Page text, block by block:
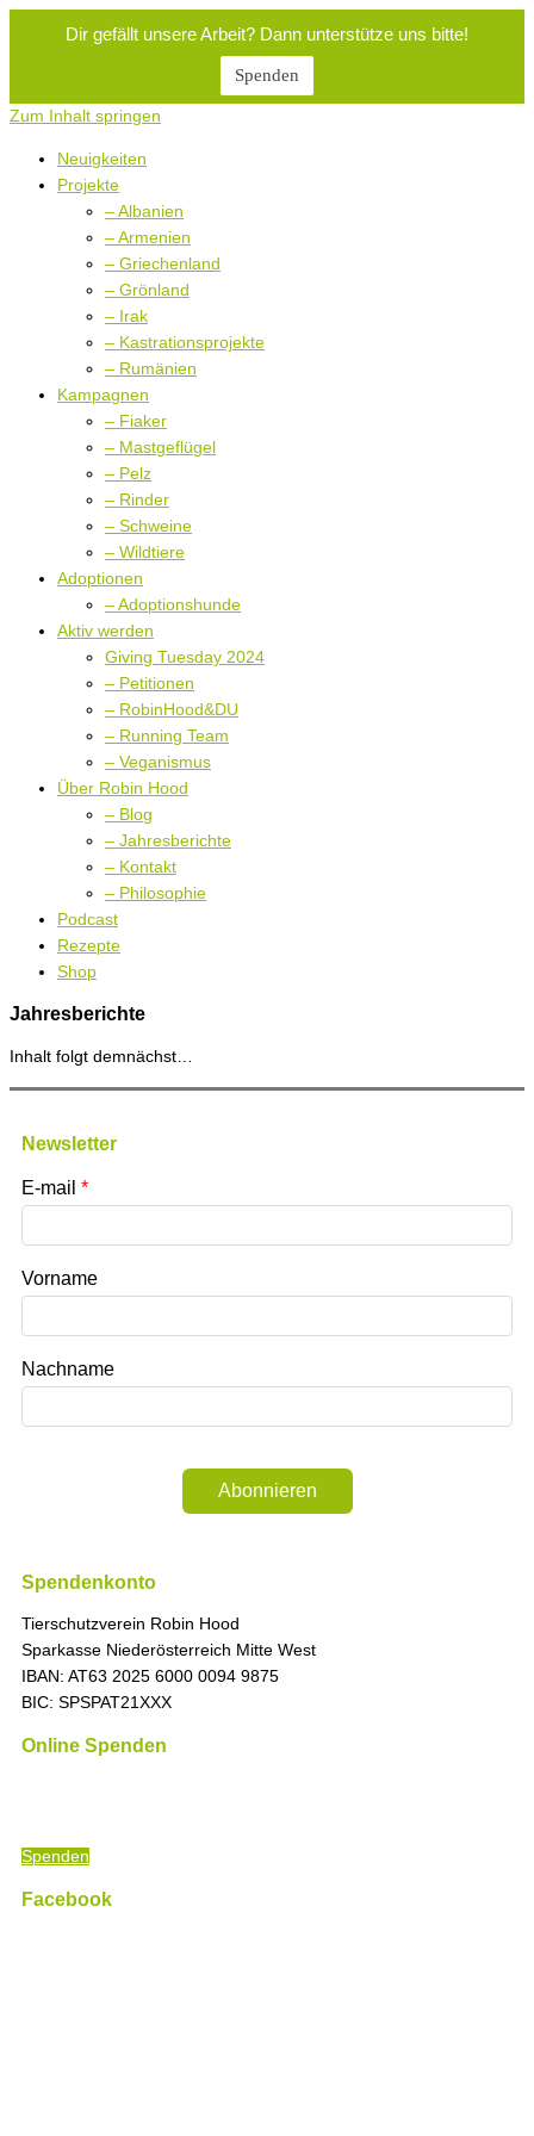
Dir gefällt unsere Arbeit? Dann unterstütze uns bitte!
Spenden
Zum Inhalt springen
Neuigkeiten
Projekte
– Albanien
– Armenien
– Griechenland
– Grönland
– Irak
– Kastrationsprojekte
– Rumänien
Kampagnen
– Fiaker
– Mastgeflügel
– Pelz
– Rinder
– Schweine
– Wildtiere
Adoptionen
– Adoptionshunde
Aktiv werden
Giving Tuesday 2024
– Petitionen
– RobinHood&DU
– Running Team
– Veganismus
Über Robin Hood
– Blog
– Jahresberichte
– Kontakt
– Philosophie
Podcast
Rezepte
Shop
Jahresberichte
Inhalt folgt demnächst…
Newsletter
E-mail
Vorname
Nachname
Abonnieren
Spendenkonto
Tierschutzverein Robin Hood
Sparkasse Niederösterreich Mitte West
IBAN: AT63 2025 6000 0094 9875
BIC: SPSPAT21XXX
Online Spenden
Spenden
Facebook